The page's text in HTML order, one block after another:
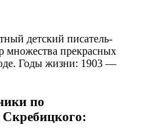
детский писатель-
множества прекрасных
Годы жизни: 1903 —
по
Скребицкого: